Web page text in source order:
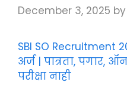
December 3, 2025 by
SBI SO Recruitment
अर्ज | पात्रता, पगार,
परीक्षा नाही